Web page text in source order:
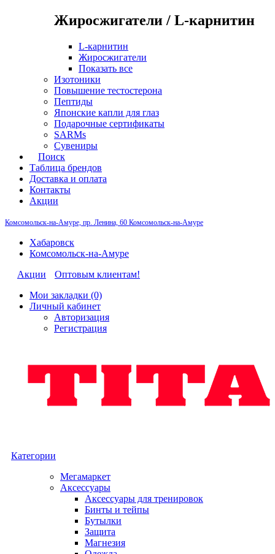
Жиросжигатели / L-карнитин
L-карнитин
Жиросжигатели
Показать все
Изотоники
Повышение тестостерона
Пептиды
Японские капли для глаз
Подарочные сертификаты
SARMs
Сувениры
Поиск
Таблица брендов
Доставка и оплата
Контакты
Акции
Комсомольск-на-Амуре, пр. Ленина, 60 Комсомольск-на-Амуре
Хабаровск
Комсомольск-на-Амуре
Акции
Оптовым клиентам!
Мои закладки (0)
Личный кабинет
Авторизация
Регистрация
Категории
Мегамаркет
Аксессуары
Аксессуары для тренировок
Бинты и тейпы
Бутылки
Защита
Магнезия